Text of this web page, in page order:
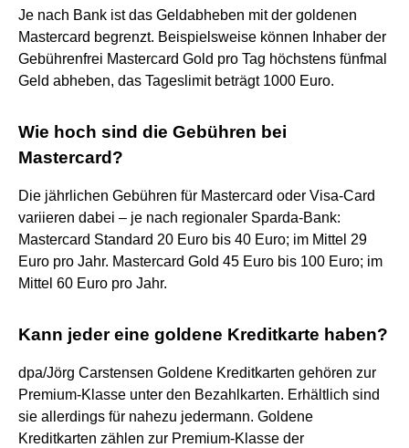
Je nach Bank ist das Geldabheben mit der goldenen
Mastercard begrenzt. Beispielsweise können Inhaber der
Gebührenfrei Mastercard Gold pro Tag höchstens fünfmal
Geld abheben, das Tageslimit beträgt 1000 Euro.
Wie hoch sind die Gebühren bei
Mastercard?
Die jährlichen Gebühren für Mastercard oder Visa-Card
variieren dabei – je nach regionaler Sparda-Bank:
Mastercard Standard 20 Euro bis 40 Euro; im Mittel 29
Euro pro Jahr. Mastercard Gold 45 Euro bis 100 Euro; im
Mittel 60 Euro pro Jahr.
Kann jeder eine goldene Kreditkarte haben?
dpa/Jörg Carstensen Goldene Kreditkarten gehören zur
Premium-Klasse unter den Bezahlkarten. Erhältlich sind
sie allerdings für nahezu jedermann. Goldene
Kreditkarten zählen zur Premium-Klasse der